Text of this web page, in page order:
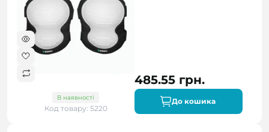
В наявності
Код товару: 5220
485.55 грн.
До кошика